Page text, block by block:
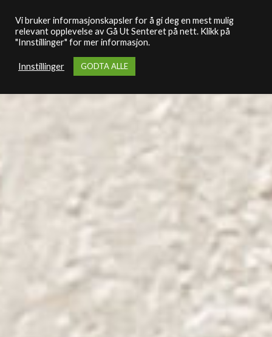
Vi bruker informasjonskapsler for å gi deg en mest mulig
relevant opplevelse av Gå Ut Senteret på nett. Klikk på
"Innstillinger" for mer informasjon.
Innstillinger GODTA ALLE